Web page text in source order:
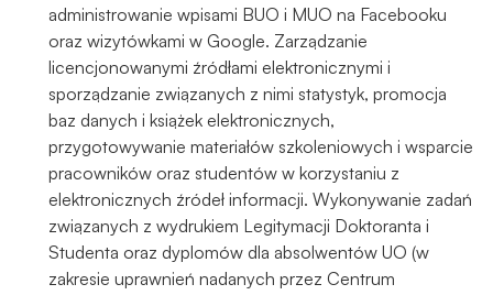
administrowanie wpisami BUO i MUO na Facebooku
oraz wizytówkami w Google. Zarządzanie
licencjonowanymi źródłami elektronicznymi i
sporządzanie związanych z nimi statystyk, promocja
baz danych i książek elektronicznych,
przygotowywanie materiałów szkoleniowych i wsparcie
pracowników oraz studentów w korzystaniu z
elektronicznych źródeł informacji. Wykonywanie zadań
związanych z wydrukiem Legitymacji Doktoranta i
Studenta oraz dyplomów dla absolwentów UO (w
zakresie uprawnień nadanych przez Centrum